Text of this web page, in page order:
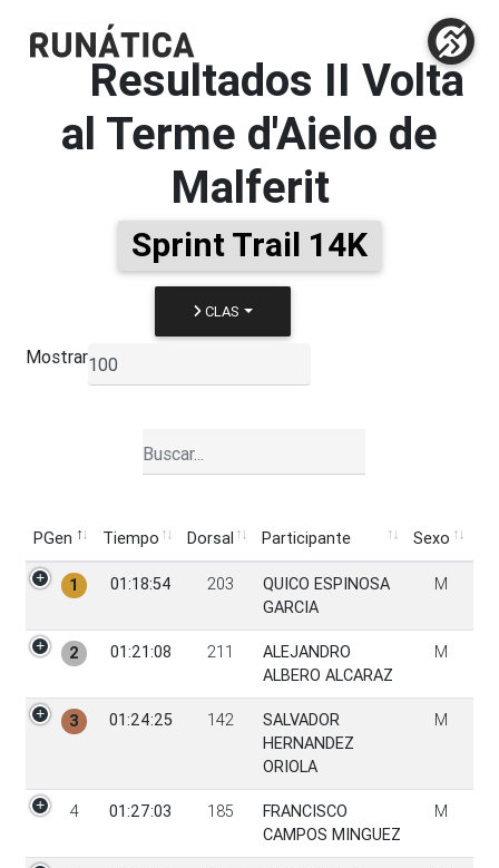
Resultados II Volta
al Terme d'Aielo de
Malferit
Sprint Trail 14K
CLAS
Mostrar
PGen Tiempo Dorsal Participante
Sexo
PGen
Tiempo Dorsal Participante Sexo
1 01:18:54 203
QUICO ESPINOSA
GARCIA
M
2 01:21:08 211
ALEJANDRO
ALBERO ALCARAZ
M
3 01:24:25 142
SALVADOR
HERNANDEZ
ORIOLA
M
4 01:27:03 185
FRANCISCO
CAMPOS MINGUEZ
M